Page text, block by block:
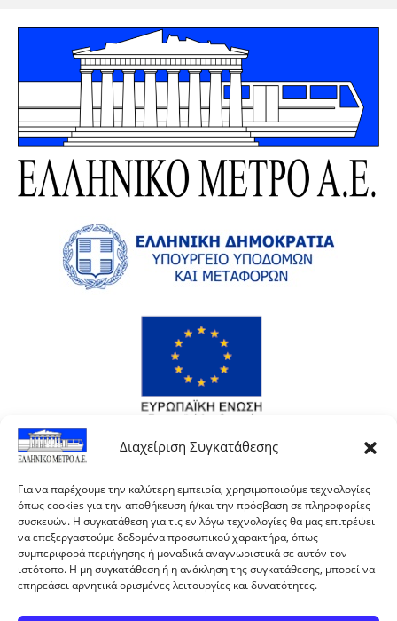
Διαχείριση Συγκατάθεσης
Για να παρέχουμε την καλύτερη εμπειρία, χρησιμοποιούμε τεχνολογίες
όπως cookies για την αποθήκευση ή/και την πρόσβαση σε πληροφορίες
συσκευών. Η συγκατάθεση για τις εν λόγω τεχνολογίες θα μας επιτρέψει
να επεξεργαστούμε δεδομένα προσωπικού χαρακτήρα, όπως
συμπεριφορά περιήγησης ή μοναδικά αναγνωριστικά σε αυτόν τον
ιστότοπο. Η μη συγκατάθεση ή η ανάκληση της συγκατάθεσης, μπορεί να
επηρεάσει αρνητικά ορισμένες λειτουργίες και δυνατότητες.